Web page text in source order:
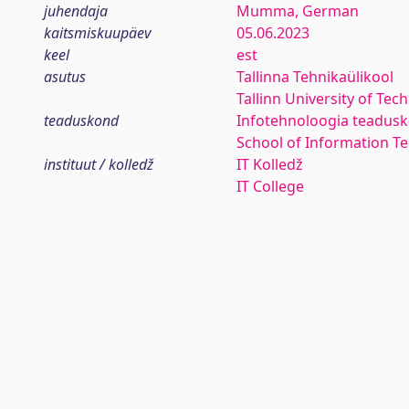
juhendaja
Mumma, German
kaitsmiskuupäev
05.06.2023
keel
est
asutus
Tallinna Tehnikaülikool
Tallinn University of
teaduskond
Infotehnoloogia
School of Information
instituut / kolledž
IT Kolledž
IT College